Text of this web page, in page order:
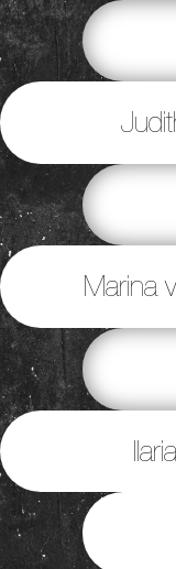
Marina